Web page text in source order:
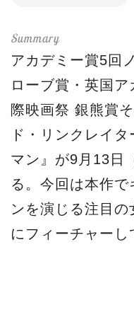
アカデミー賞5回
ローブ賞・英国
際映画祭 銀熊賞
ド・リンクレイ
マン』が9月13日
る。今回は本作
ンを演じる注目
にフィーチャーし